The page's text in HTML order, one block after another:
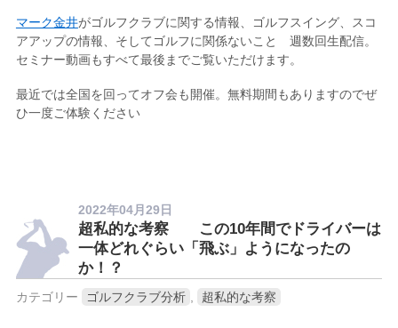
マーク金井がゴルフクラブに関する情報、ゴルフスイング、スコ
アアップの情報、そしてゴルフに関係ないこと 週数回生配信。
セミナー動画もすべて最後までご覧いただけます。
最近では全国を回ってオフ会も開催。無料期間もありますのでぜ
ひ一度ご体験ください
2022年04月29日
超私的な考察 この10年間でドライバーは
一体どれぐらい「飛ぶ」ようになったの
か！？
カテゴリー ゴルフクラブ分析 超私的な考察